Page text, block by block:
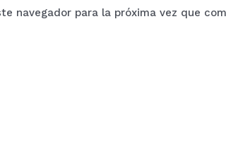
navegador para la próxima vez que